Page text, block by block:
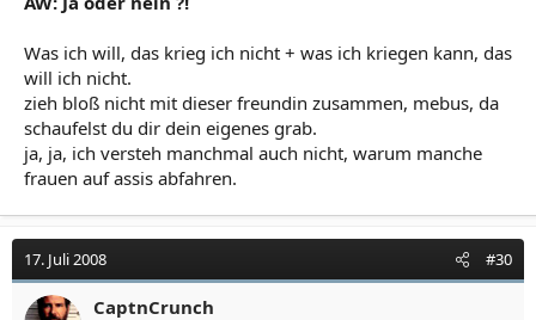
Was ich will, das krieg ich nicht + was ich kriegen kann, das
will ich nicht.
zieh bloß nicht mit dieser freundin zusammen, mebus, da
schaufelst du dir dein eigenes grab.
ja, ja, ich versteh manchmal auch nicht, warum manche
frauen auf assis abfahren.
17. Juli 2008 #30
CaptnCrunch